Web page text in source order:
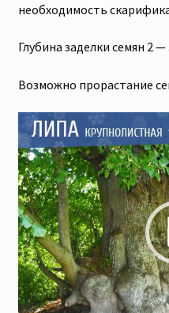
необходимость
Глубина заделки семян 2 —
Возможно прорастание
Видеоплеер